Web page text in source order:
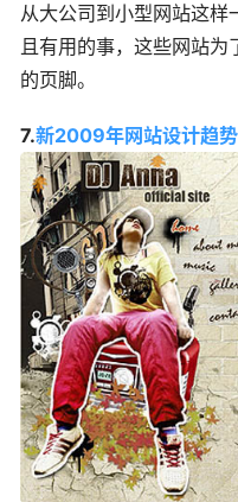
从大公司到小型网站这
且有用的事，这些网站为
的页脚。
7.新2009年网站设计趋势